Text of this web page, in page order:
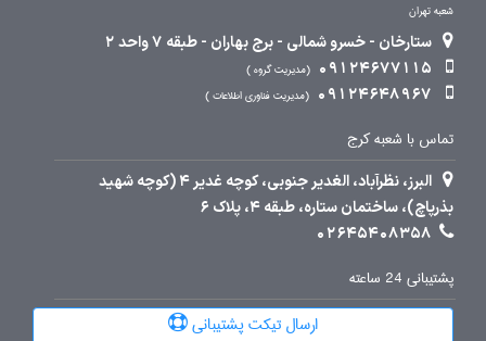
شعبه تهران
ستارخان - خسرو شمالی - برج بهاران - طبقه 7 واحد 2
09124677115
مدیریت گروه
09124648967 مدیریت فناوری اطلاعات
تماس با شعبه کرج
البرز، نظرآباد، الغدیر جنوبی، کوچه غدیر 4 (کوچه شهید
بذرپاچ)، ساختمان ستاره، طبقه 4، پلاک 6
02645408358
پشتیبانی 24 ساعته
ارسال تیکت پشتیبانی